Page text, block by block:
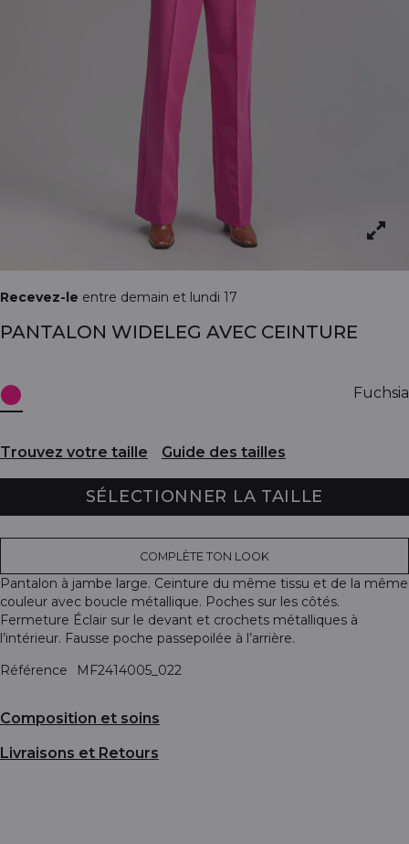
Recevez-le entre demain et lundi 17
PANTALON WIDELEG AVEC CEINTURE
Fuchsia
Trouvez votre taille Guide des tailles
SÉLECTIONNER LA TAILLE
COMPLÈTE TON LOOK
Pantalon à jambe large. Ceinture du même tissu et de la même
couleur avec boucle métallique. Poches sur les côtés.
Fermeture Éclair sur le devant et crochets métalliques à
l’intérieur. Fausse poche passepoilée à l’arrière.
Référence
MF2414005_022
Composition et soins
Livraisons et Retours